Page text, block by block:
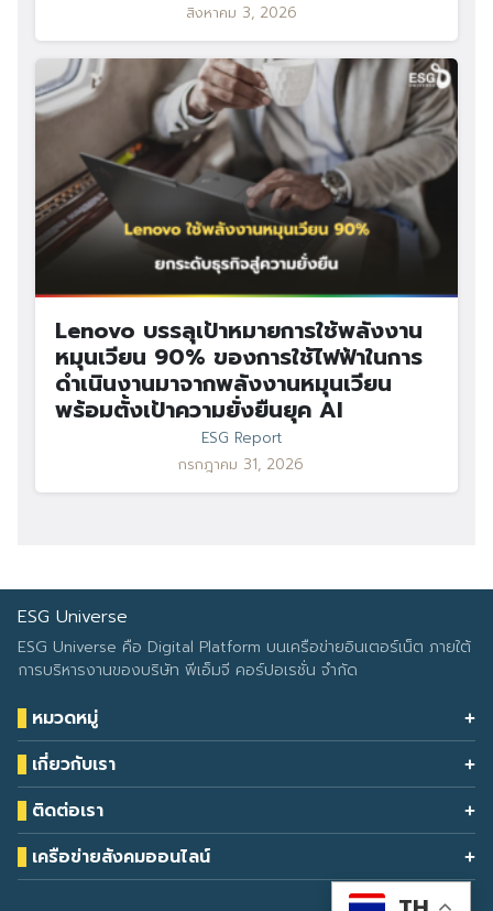
สิงหาคม 3, 2026
Lenovo บรรลุเป้าหมายการใช้พลังงาน
หมุนเวียน 90% ของการใช้ไฟฟ้าในการ
ดำเนินงานมาจากพลังงานหมุนเวียน
พร้อมตั้งเป้าความยั่งยืนยุค AI
ESG Report
กรกฎาคม 31, 2026
ESG Universe
ESG Universe คือ Digital Platform บนเครือข่ายอินเตอร์เน็ต ภายใต้
การบริหารงานของบริษัท พีเอ็มจี คอร์ปอเรชั่น จำกัด
หมวดหมู่
Health & Wellness
Eco Icon
ESG Data
Climate Change
ESG Report
เกี่ยวกับเรา
Our Services
About Us
Contact Us
ติดต่อเรา
โทรศัพท์: 090-549-2524
เครือข่ายสังคมออนไลน์